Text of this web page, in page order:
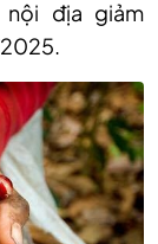
địa giảm